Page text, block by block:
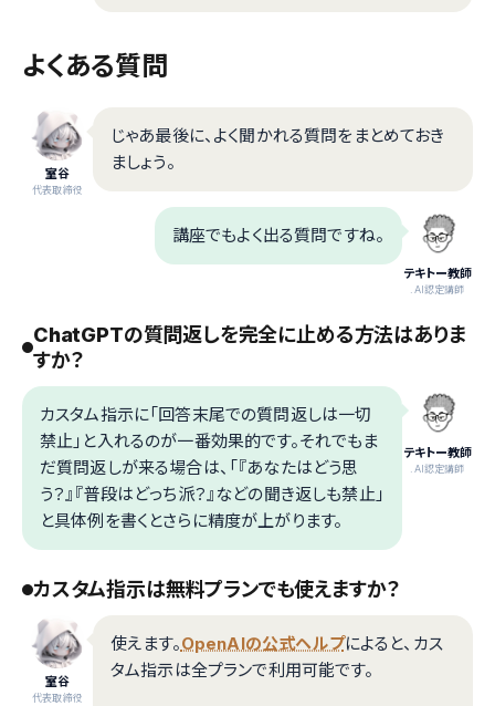
よくある質問
室谷
代表取締役
じゃあ最後に、よく聞かれる質問をまとめておき
ましょう。
テキトー教師
.AI認定講師
講座でもよく出る質問ですね。
ChatGPTの質問返しを完全に止める方法はありま
すか？
テキトー教師
.AI認定講師
カスタム指示に「回答末尾での質問返しは一切
禁止」と入れるのが一番効果的です。それでもま
だ質問返しが来る場合は、「『あなたはどう思
う？』『普段はどっち派？』などの聞き返しも禁止」
と具体例を書くとさらに精度が上がります。
カスタム指示は無料プランでも使えますか？
室谷
代表取締役
使えます。OpenAIの公式ヘルプによると、カス
タム指示は全プランで利用可能です。